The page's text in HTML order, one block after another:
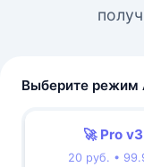
Выберите режим
🚀 Pro v3
20 руб. •